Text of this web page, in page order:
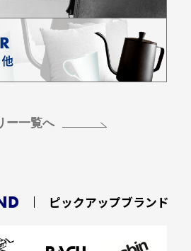
ー一覧へ
ピックアップブランド